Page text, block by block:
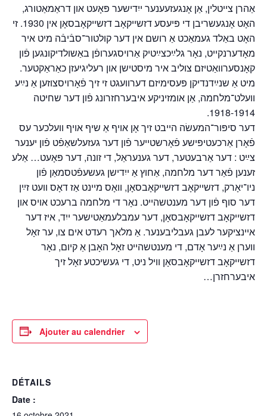
אַהרן צייטלין, אַן אָנגעזעענער ייִדישער פּאָעט און דראַמאַטורג,
האָט אָנגעשריבן די פּיעסע דזשייקאָב דזשייקאָבסאָן אין 1930. זי
האָט באַלד געמאַכט אַ רושם אין דער קולטור־סבֿיבֿה מיט איר
מאָדערנקייט, נאָר גלײַכצײַטיק אַרויסגערופֿן באַשולדיקונגען פֿון
קאָנסערוואַטיזם צוליב איר מיסטישן און רעליגיעזן כאַראַקטער.
מיט אַ שנײַדנדיקן פּעסימיזם דערוועגט זי זיך פֿאָרויסצוזען אַ נײַע
וועלט־מלחמה, אַן אומזיניקע איבערחזרונג פֿון דער שחיטה
1918-1914.
דער סיפּור־המעשׂה הייבט זיך אָן אויף אַ שיף אויף וועלכער עס
פֿאָרן אַרכעטיפּישע פֿאָרשטייער פֿון דער געזעלשאַפֿט פֿון יענער
צײַט : דער אַרבעטער, דער גענעראַל, די זונה, דער פּאָעט… אַלע
זענען פֿאַר דער מלחמה, אַחוץ אַ ייִדישן געשעפֿטסמאַן פֿון
ניו־יאָרק, דזשייקאָב דזשייקאָבסאָן, וואָס מיינט אַז דאָס וועט זײַן
דער סוף פֿון דער מענטשהייט. נאָר די מלחמה ברעכט אויס און
דזשייקאָב דזשייקאָבסאָן, דער עמבלעמאַטישער ייִד, איז דער
איינציקער לעבן געבליבענער. אַ מלאך רעדט אים צו, ער זאָל
ווערן אַ נײַער אָדם, די מענטשהייט זאָל האָבן אַ קיום, נאָר
דזשייקאָב דזשייקאָבסאָן וויל ניט, די געשיכטע זאָל זיך
איבערחזרן…
Ajouter au calendrier
DÉTAILS
Date :